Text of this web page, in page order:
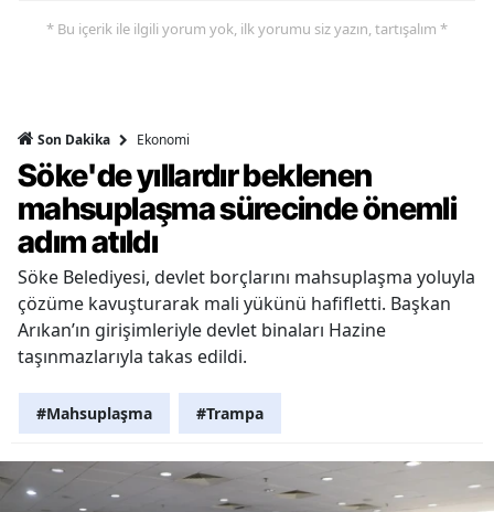
* Bu içerik ile ilgili yorum yok, ilk yorumu siz yazın, tartışalım *
Son Dakika Ekonomi
Söke'de yıllardır beklenen
mahsuplaşma sürecinde önemli
adım atıldı
Söke Belediyesi, devlet borçlarını mahsuplaşma yoluyla
çözüme kavuşturarak mali yükünü hafifletti. Başkan
Arıkan’ın girişimleriyle devlet binaları Hazine
taşınmazlarıyla takas edildi.
#Mahsuplaşma #Trampa